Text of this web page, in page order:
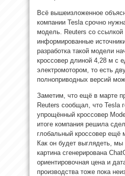
Всё вышеизложенное
компании Tesla срочно
модель. Reuters со ссылкой
информированные
разработка такой модели
кроссовер длиной 4,28 м с
электромотором, то есть
полноприводных версий
Заметим, что ещё в марте
Reuters сообщал, что Tesla
упрощённый кроссовер
итоге компания решила
глобальный кроссовер ещё
Как он будет выглядеть, мы
картина сгенерирована
ориентировочная цена и
производства тоже пока